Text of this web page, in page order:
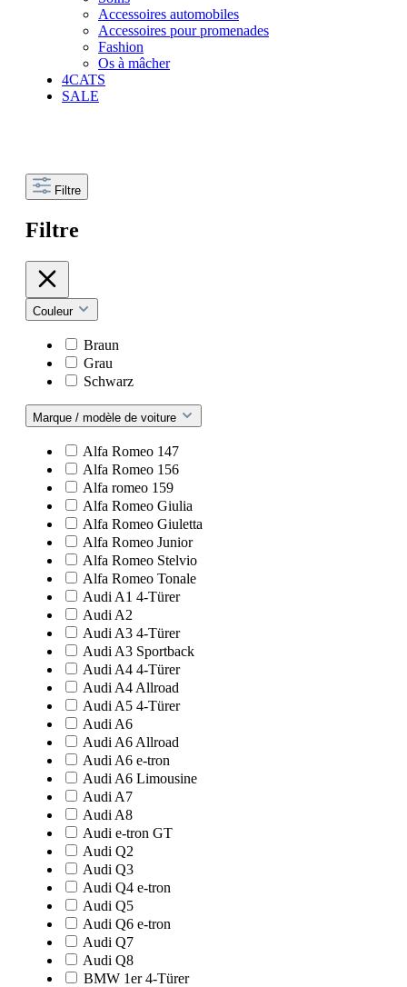
Accessoires automobiles
Accessoires pour promenades
Fashion
Os à mâcher
4CATS
SALE
Filtre
Filtre
Couleur
Braun
Grau
Schwarz
Marque / modèle de voiture
Alfa Romeo 147
Alfa Romeo 156
Alfa romeo 159
Alfa Romeo Giulia
Alfa Romeo Giuletta
Alfa Romeo Junior
Alfa Romeo Stelvio
Alfa Romeo Tonale
Audi A1 4-Türer
Audi A2
Audi A3 4-Türer
Audi A3 Sportback
Audi A4 4-Türer
Audi A4 Allroad
Audi A5 4-Türer
Audi A6
Audi A6 Allroad
Audi A6 e-tron
Audi A6 Limousine
Audi A7
Audi A8
Audi e-tron GT
Audi Q2
Audi Q3
Audi Q4 e-tron
Audi Q5
Audi Q6 e-tron
Audi Q7
Audi Q8
BMW 1er 4-Türer